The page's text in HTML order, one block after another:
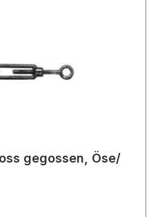
gegossen, Öse/